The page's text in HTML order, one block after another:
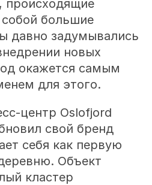
происходящие
большие
давно задумывались
новых
окажется самым
для этого.
центр Oslofjord
свой бренд
себя как первую
Объект
кластер